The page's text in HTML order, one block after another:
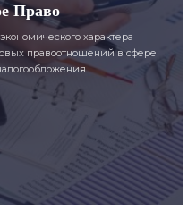
Право
характера
правоотношений в сфере